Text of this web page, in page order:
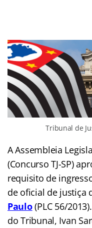
Tribunal de
A Assembleia
(Concurso TJ-SP)
requisito de
de oficial de justiça
Paulo(PLC 56/
do Tribunal, Ivan